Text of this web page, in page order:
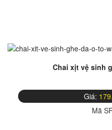
Chai xịt vệ sinh
Giá:
Mã